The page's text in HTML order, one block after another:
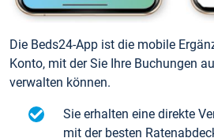
Die Beds24-App ist die mobile
Konto, mit der Sie Ihre Buchungen
verwalten können.
Sie erhalten eine direkte
mit der besten